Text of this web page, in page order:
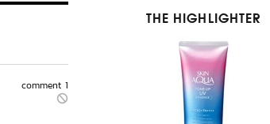
comment 1
THE HIGHLIGHTER